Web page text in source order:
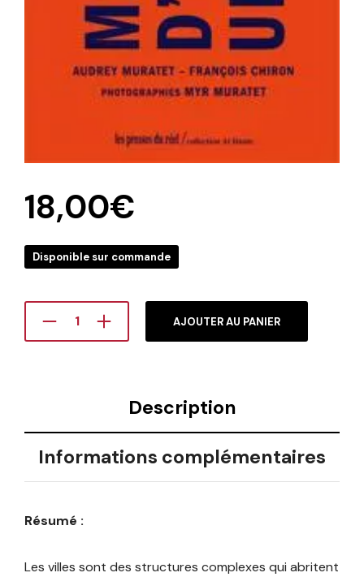
18,00€
Disponible sur commande
AJOUTER AU PANIER
Description
Informations complémentaires
Résumé :
Les villes sont des structures complexes qui abritent